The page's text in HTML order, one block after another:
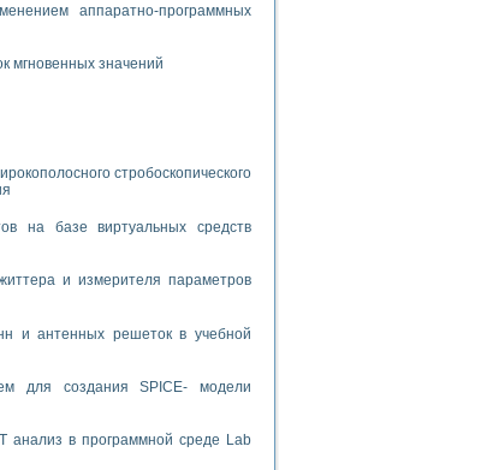
температуры» в среде LabVIEW
госуниверситете им. Н.И. Лобачевского
моделирования
аппаратно-программных
мгновенных значений
стробоскопического
на базе виртуальных средств
и измерителя параметров
и антенных решеток в учебной
для создания SPICE- модели
анализ в программной среде Lab